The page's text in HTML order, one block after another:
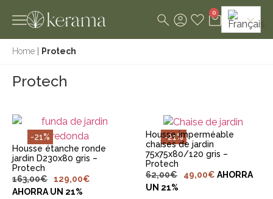
0
Home Protech
Protech
-21%
AJOUTER AU
Housse étanche ronde
jardin D230x80 gris –
Protech
163,00€ 129,00€
AHORRA UN 21%
-21%
Housse imperméable
chaises de jardin
75x75x80/120 gris –
Protech
62,00€ 49,00€ AHORRA
UN 21%
AJOUTER AU
PANIER